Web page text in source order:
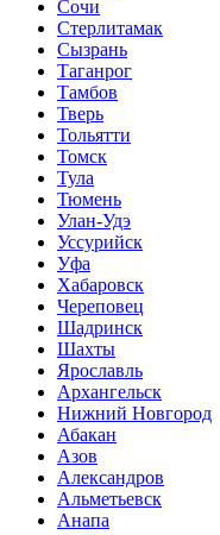
Сочи
Стерлитамак
Сызрань
Таганрог
Тамбов
Тверь
Тольятти
Томск
Тула
Тюмень
Улан-Удэ
Уссурийск
Уфа
Хабаровск
Череповец
Шадринск
Шахты
Ярославль
Архангельск
Нижний Новгород
Абакан
Азов
Александров
Альметьевск
Анапа